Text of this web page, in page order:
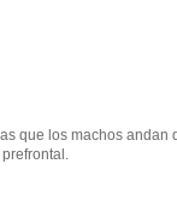
que los machos